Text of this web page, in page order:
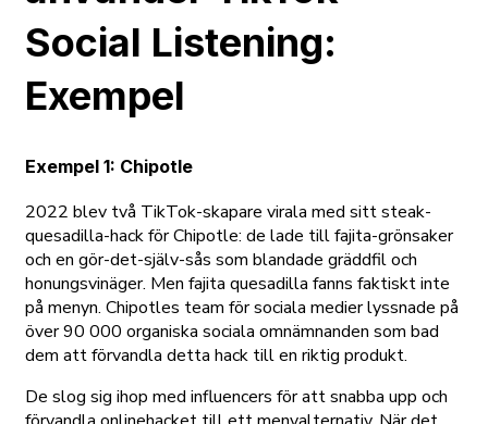
Social Listening:
Exempel
Exempel 1: Chipotle
2022 blev två TikTok-skapare virala med sitt steak-
quesadilla-hack för Chipotle: de lade till fajita-grönsaker
och en gör-det-själv-sås som blandade gräddfil och
honungsvinäger. Men fajita quesadilla fanns faktiskt inte
på menyn. Chipotles team för sociala medier lyssnade på
över 90 000 organiska sociala omnämnanden som bad
dem att förvandla detta hack till en riktig produkt.
De slog sig ihop med influencers för att snabba upp och